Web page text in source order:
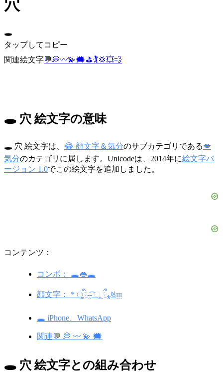
穴
🕳️
タップしてコピー
関連絵文字💬💭〰️💫🗯️⛳🏌️💢💥💨
🕳️ 穴 絵文字の意味
🕳️ 穴 絵文字は、 😂 顔文字＆気分のサブカテゴリである💋
気分のカテゴリに属します。Unicodeは、2014年に絵文字バ
ージョン 1.0でこの絵文字を追加しました。
コンテンツ：
コンボ： 🕳️👄🕳️
顔文字： * ूི-̭͡- ૂ ྀ⁎ꂚᴉᴉᴉ
🕳️ iPhone、WhatsApp
関連💬 💭 〰️ 💫 🗯️
🕳️ 穴 絵文字との組み合わせ